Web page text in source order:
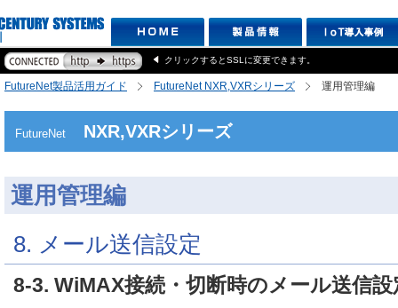
クリックするとSSLに変更できます。
FutureNet製品活用ガイド FutureNet NXR,VXRシリーズ 運用管理編
FutureNet NXR,VXRシリーズ
運用管理編
8. メール送信設定
8-3. WiMAX接続・切断時のメール送信設